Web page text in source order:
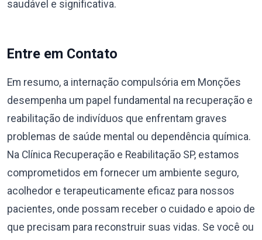
saudável e significativa.
Entre em Contato
Em resumo, a internação compulsória em Monções
desempenha um papel fundamental na recuperação e
reabilitação de indivíduos que enfrentam graves
problemas de saúde mental ou dependência química.
Na Clínica Recuperação e Reabilitação SP, estamos
comprometidos em fornecer um ambiente seguro,
acolhedor e terapeuticamente eficaz para nossos
pacientes, onde possam receber o cuidado e apoio de
que precisam para reconstruir suas vidas. Se você ou